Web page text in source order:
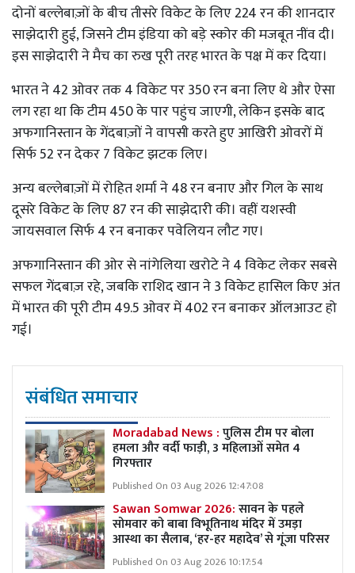
दोनों बल्लेबाज़ों के बीच तीसरे विकेट के लिए 224 रन की शानदार
साझेदारी हुई, जिसने टीम इंडिया को बड़े स्कोर की मजबूत नींव दी।
इस साझेदारी ने मैच का रुख पूरी तरह भारत के पक्ष में कर दिया।
भारत ने 42 ओवर तक 4 विकेट पर 350 रन बना लिए थे और ऐसा
लग रहा था कि टीम 450 के पार पहुंच जाएगी, लेकिन इसके बाद
अफगानिस्तान के गेंदबाज़ों ने वापसी करते हुए आखिरी ओवरों में
सिर्फ 52 रन देकर 7 विकेट झटक लिए।
अन्य बल्लेबाज़ों में रोहित शर्मा ने 48 रन बनाए और गिल के साथ
दूसरे विकेट के लिए 87 रन की साझेदारी की। वहीं यशस्वी
जायसवाल सिर्फ 4 रन बनाकर पवेलियन लौट गए।
अफगानिस्तान की ओर से नांगेलिया खरोटे ने 4 विकेट लेकर सबसे
सफल गेंदबाज़ रहे, जबकि राशिद खान ने 3 विकेट हासिल किए अंत
में भारत की पूरी टीम 49.5 ओवर में 402 रन बनाकर ऑलआउट हो
गई।
संबंधित समाचार
Moradabad News :पुलिस टीम पर बोला
हमला और वर्दी फाड़ी, 3 महिलाओं समेत 4
गिरफ्तार
Published On 03 Aug 2026 12:47:08
Sawan Somwar 2026:सावन के पहले
सोमवार को बाबा विभूतिनाथ मंदिर में उमड़ा
आस्था का सैलाब, ‘हर-हर महादेव’ से गूंजा परिसर
Published On 03 Aug 2026 10:17:54